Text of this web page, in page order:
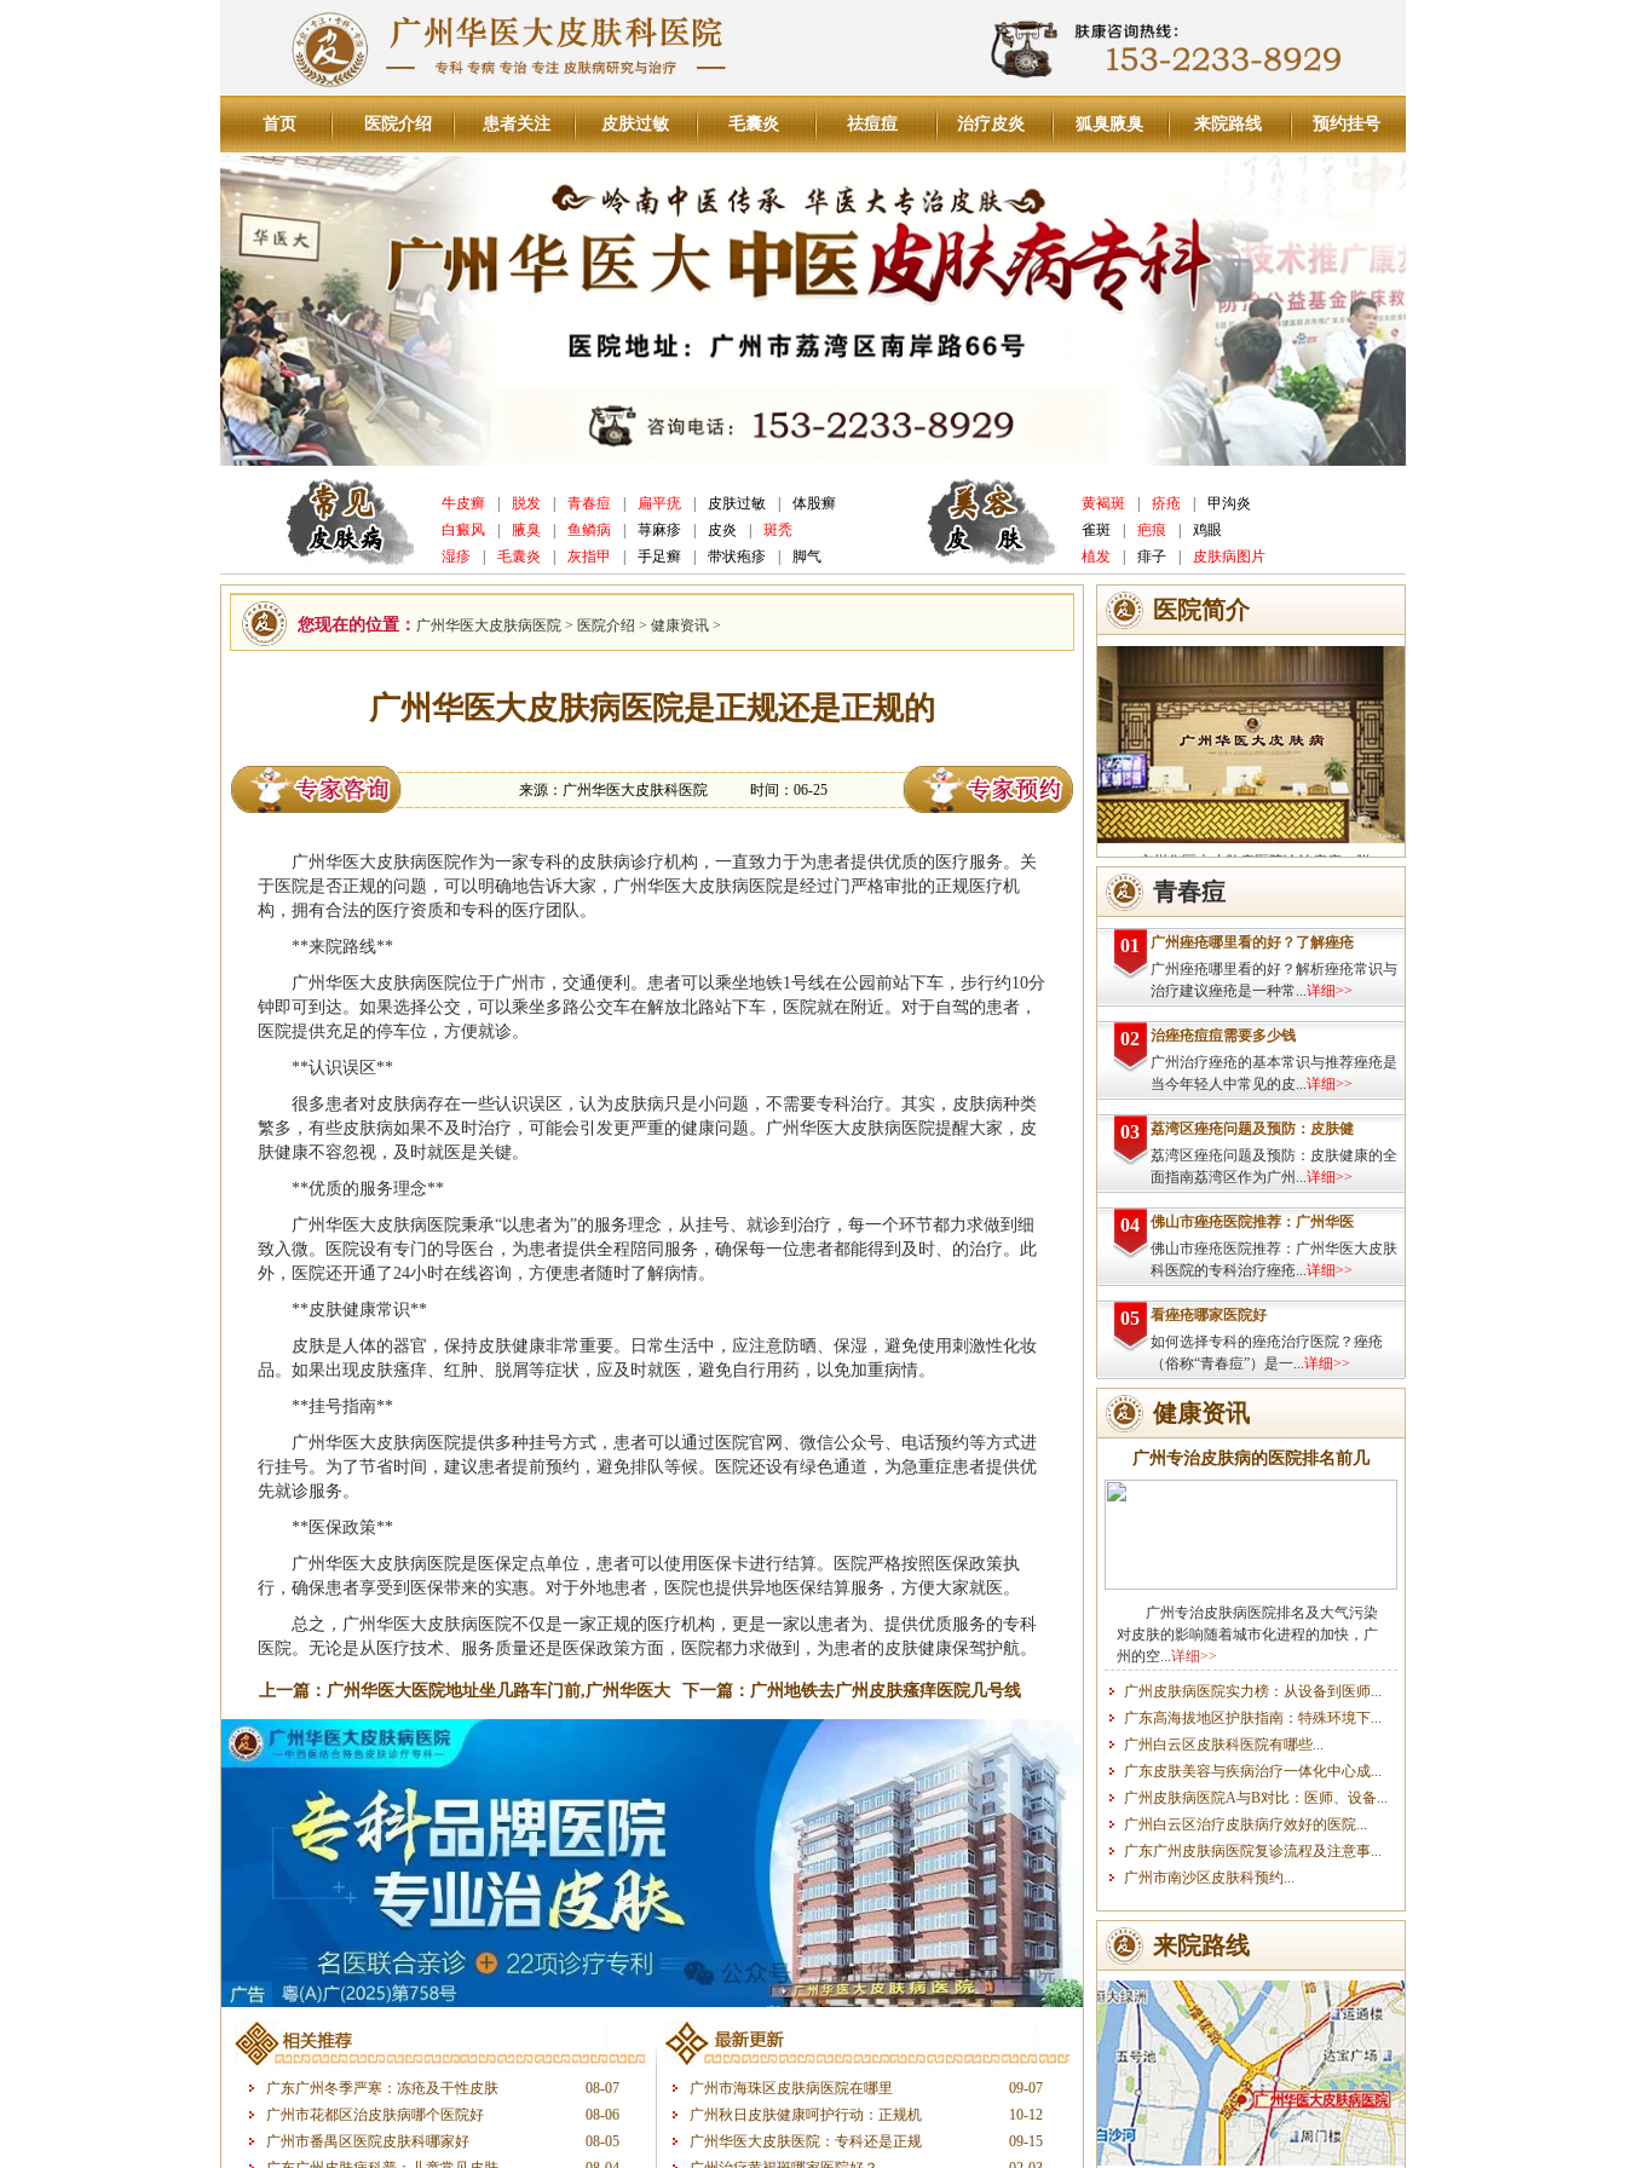
首页 医院介绍 患者关注 皮肤过敏 毛囊炎 祛痘痘 治疗皮炎 狐臭腋臭 来院路线 预约挂号
牛皮癣 脱发 青春痘 扁平疣 皮肤过敏
体股癣
白癜风
腋臭 鱼鳞病 荨麻疹 皮炎
斑秃
湿疹
毛囊炎 灰指甲 手足癣 带状疱疹 脚气
黄褐斑 疥疮
甲沟炎
雀斑
疤痕
鸡眼
植发
痱子 皮肤病图片
您现在的位置： 广州华医大皮肤病医院 > 医院介绍 > 健康资讯 >
广州华医大皮肤病医院是正规还是正规的
来源：广州华医大皮肤科医院 时间：06-25
广州华医大皮肤病医院作为一家专科的皮肤病诊疗机构，一直致力于为患者提供优质的医疗服务。关
于医院是否正规的问题，可以明确地告诉大家，广州华医大皮肤病医院是经过门严格审批的正规医疗机
构，拥有合法的医疗资质和专科的医疗团队。
**来院路线**
广州华医大皮肤病医院位于广州市，交通便利。患者可以乘坐地铁1号线在公园前站下车，步行约10分
钟即可到达。如果选择公交，可以乘坐多路公交车在解放北路站下车，医院就在附近。对于自驾的患者，
医院提供充足的停车位，方便就诊。
**认识误区**
很多患者对皮肤病存在一些认识误区，认为皮肤病只是小问题，不需要专科治疗。其实，皮肤病种类
繁多，有些皮肤病如果不及时治疗，可能会引发更严重的健康问题。广州华医大皮肤病医院提醒大家，皮
肤健康不容忽视，及时就医是关键。
**优质的服务理念**
广州华医大皮肤病医院秉承“以患者为”的服务理念，从挂号、就诊到治疗，每一个环节都力求做到细
致入微。医院设有专门的导医台，为患者提供全程陪同服务，确保每一位患者都能得到及时、的治疗。此
外，医院还开通了24小时在线咨询，方便患者随时了解病情。
**皮肤健康常识**
皮肤是人体的器官，保持皮肤健康非常重要。日常生活中，应注意防晒、保湿，避免使用刺激性化妆
品。如果出现皮肤瘙痒、红肿、脱屑等症状，应及时就医，避免自行用药，以免加重病情。
**挂号指南**
广州华医大皮肤病医院提供多种挂号方式，患者可以通过医院官网、微信公众号、电话预约等方式进
行挂号。为了节省时间，建议患者提前预约，避免排队等候。医院还设有绿色通道，为急重症患者提供优
先就诊服务。
**医保政策**
广州华医大皮肤病医院是医保定点单位，患者可以使用医保卡进行结算。医院严格按照医保政策执
行，确保患者享受到医保带来的实惠。对于外地患者，医院也提供异地医保结算服务，方便大家就医。
总之，广州华医大皮肤病医院不仅是一家正规的医疗机构，更是一家以患者为、提供优质服务的专科
医院。无论是从医疗技术、服务质量还是医保政策方面，医院都力求做到，为患者的皮肤健康保驾护航。
下一篇： 广州地铁去广州皮肤瘙痒医院几号线
上一篇： 广州华医大医院地址坐几路车门前,广州华医大
皮肤医院是正规医院吗多
08-07
广东广州冬季严寒：冻疮及干性皮肤
08-06
广州市花都区治皮肤病哪个医院好
08-05
广州市番禺区医院皮肤科哪家好
09-07
广州市海珠区皮肤病医院在哪里
10-12
广州秋日皮肤健康呵护行动：正规机
09-15
广州华医大皮肤医院：专科还是正规
医院简介
广州华医大皮肤病医院诊治痤疮、脱
发、灰指甲、荨麻疹、湿疹、皮炎、斑秃、
皮肤过敏、扁平疣、带状疱疹、皮肤瘙痒、
皮肤过敏等皮肤疾病的治疗方面...详细>>
青春痘
01
广州痤疮哪里看的好？了解痤疮
广州痤疮哪里看的好？解析痤疮常识与
治疗建议痤疮是一种常...详细>>
02
治痤疮痘痘需要多少钱
广州治疗痤疮的基本常识与推荐痤疮是
当今年轻人中常见的皮...详细>>
03
荔湾区痤疮问题及预防：皮肤健
荔湾区痤疮问题及预防：皮肤健康的全
面指南荔湾区作为广州...详细>>
04
佛山市痤疮医院推荐：广州华医
佛山市痤疮医院推荐：广州华医大皮肤
科医院的专科治疗痤疮...详细>>
05
看痤疮哪家医院好
如何选择专科的痤疮治疗医院？痤疮
（俗称“青春痘”）是一...详细>>
健康资讯
广州专治皮肤病的医院排名前几
广州专治皮肤病医院排名及大气污染
对皮肤的影响随着城市化进程的加快，广
州的空...详细>>
广州皮肤病医院实力榜：从设备到医师...
广东高海拔地区护肤指南：特殊环境下...
广州白云区皮肤科医院有哪些...
广东皮肤美容与疾病治疗一体化中心成...
广州皮肤病医院A与B对比：医师、设备...
广州白云区治疗皮肤病疗效好的医院...
广东广州皮肤病医院复诊流程及注意事...
广州市南沙区皮肤科预约...
来院路线